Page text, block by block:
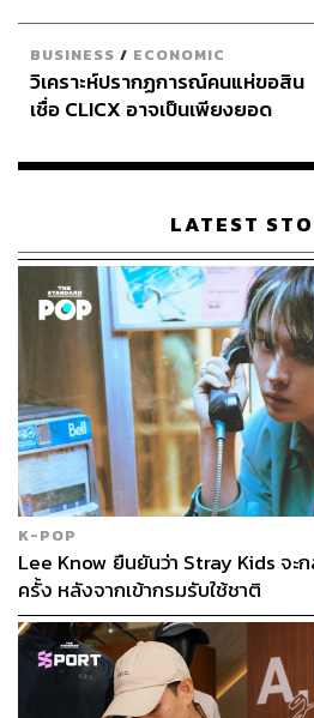
BUSINESS / ECONOMIC
วิเคราะห์ปรากฏการณ์คนแห่ขอสิน
เชื่อ CLICX อาจเป็นเพียงยอด
เรือนไทยที่ถูกซุกไว้
LATEST
K-POP
Lee Know ยืนยันว่า Stray Kids จะ
ครั้ง หลังจากเข้ากรมรับใช้ชาติ